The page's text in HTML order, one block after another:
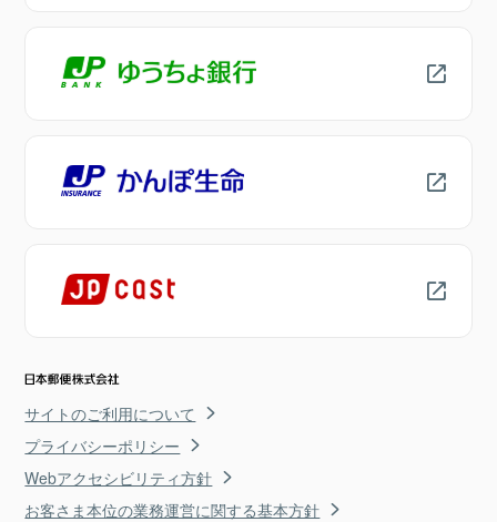
サイトのご利用について
プライバシーポリシー
Webアクセシビリティ方針
お客さま本位の業務運営に関する基本方針